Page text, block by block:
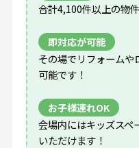
合計4,100件以上の物
即対応が可能
その場でリフォームや
可能です！
お子様連れOK
会場内にはキッズスペ
いただけます！